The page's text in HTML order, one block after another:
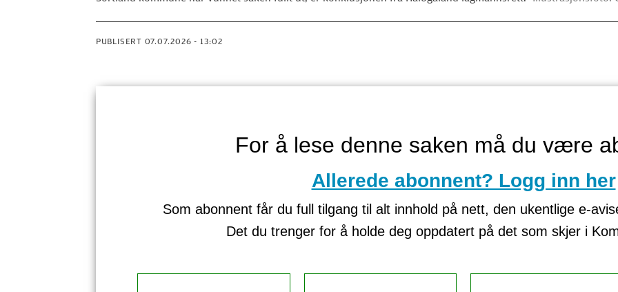
PUBLISERT 07.07.2026 - 13:02
For å lese denne saken må du være
Allerede abonnent? Logg inn her
Som abonnent får du full tilgang til alt innhold på nett, den ukentlige e-
Det du trenger for å holde deg oppdatert på det som skjer i